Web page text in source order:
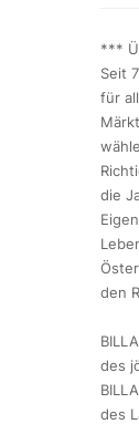
***
Seit
für
die
den
des
des